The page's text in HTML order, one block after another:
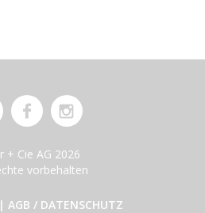
+ Cie AG 2026
vorbehalten
| AGB / DATENSCHUTZ